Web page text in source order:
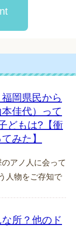
福岡県民から
佳代）って
どもは?【衝
みた】
アノ人に会って
人物をご存知で
所？他のド